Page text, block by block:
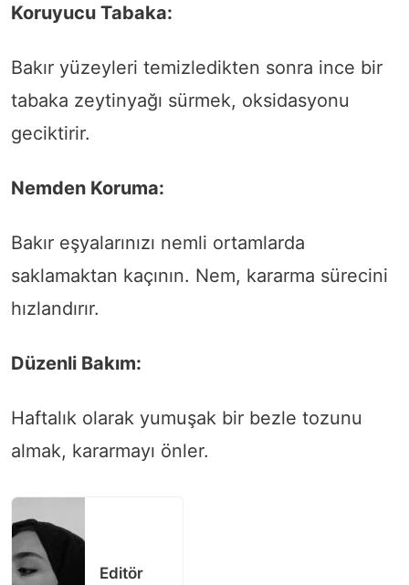
Koruyucu Tabaka:
Bakır yüzeyleri temizledikten sonra ince bir
tabaka zeytinyağı sürmek, oksidasyonu
geciktirir.
Nemden Koruma:
Bakır eşyalarınızı nemli ortamlarda
saklamaktan kaçının. Nem, kararma sürecini
hızlandırır.
Düzenli Bakım:
Haftalık olarak yumuşak bir bezle tozunu
almak, kararmayı önler.
Editör